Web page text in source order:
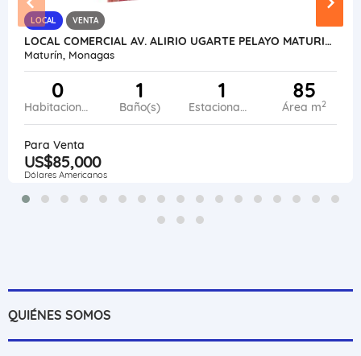
LOCAL VENTA
LOCAL COMERCIAL AV. ALIRIO UGARTE PELAYO MATURIN VE13-120AUP-LFAJ
Maturín, Monagas
0
Habitaciones
1
Baño(s)
1
Estacionamiento
85
Área m2
Para Venta
US$85,000
Dólares Americanos
QUIÉNES SOMOS